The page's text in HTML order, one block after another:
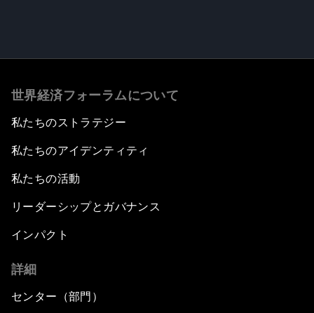
世界経済フォーラムについて
私たちのストラテジー
私たちのアイデンティティ
私たちの活動
リーダーシップとガバナンス
インパクト
詳細
センター（部門）